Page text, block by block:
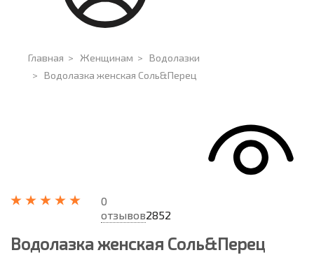
Главная > Женщинам > Водолазки
> Водолазка женская Соль&Перец
0
отзывов2852
Водолазка женская Соль&Перец